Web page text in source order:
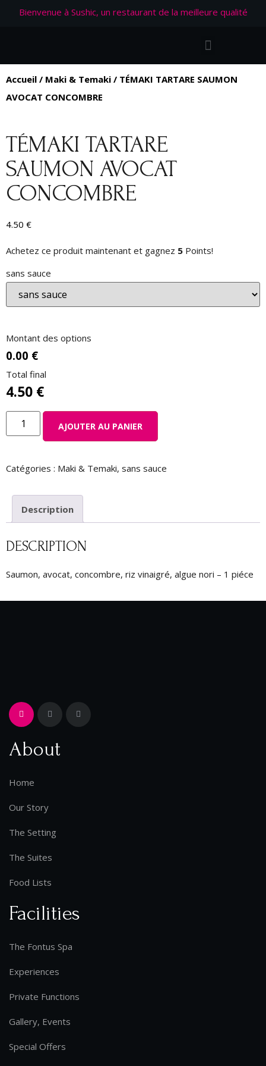
Bienvenue à Sushic, un restaurant de la meilleure qualité
Accueil / Maki & Temaki / TÉMAKI TARTARE SAUMON
AVOCAT CONCOMBRE
TÉMAKI TARTARE
SAUMON AVOCAT
CONCOMBRE
4.50 €
Achetez ce produit maintenant et gagnez 5 Points!
sans sauce
Montant des options
0.00 €
Total final
4.50 €
AJOUTER AU PANIER
Catégories : Maki & Temaki, sans sauce
Description
DESCRIPTION
Saumon, avocat, concombre, riz vinaigré, algue nori – 1 piéce
About
Home
Our Story
The Setting
The Suites
Food Lists
Facilities
The Fontus Spa
Experiences
Private Functions
Gallery, Events
Special Offers